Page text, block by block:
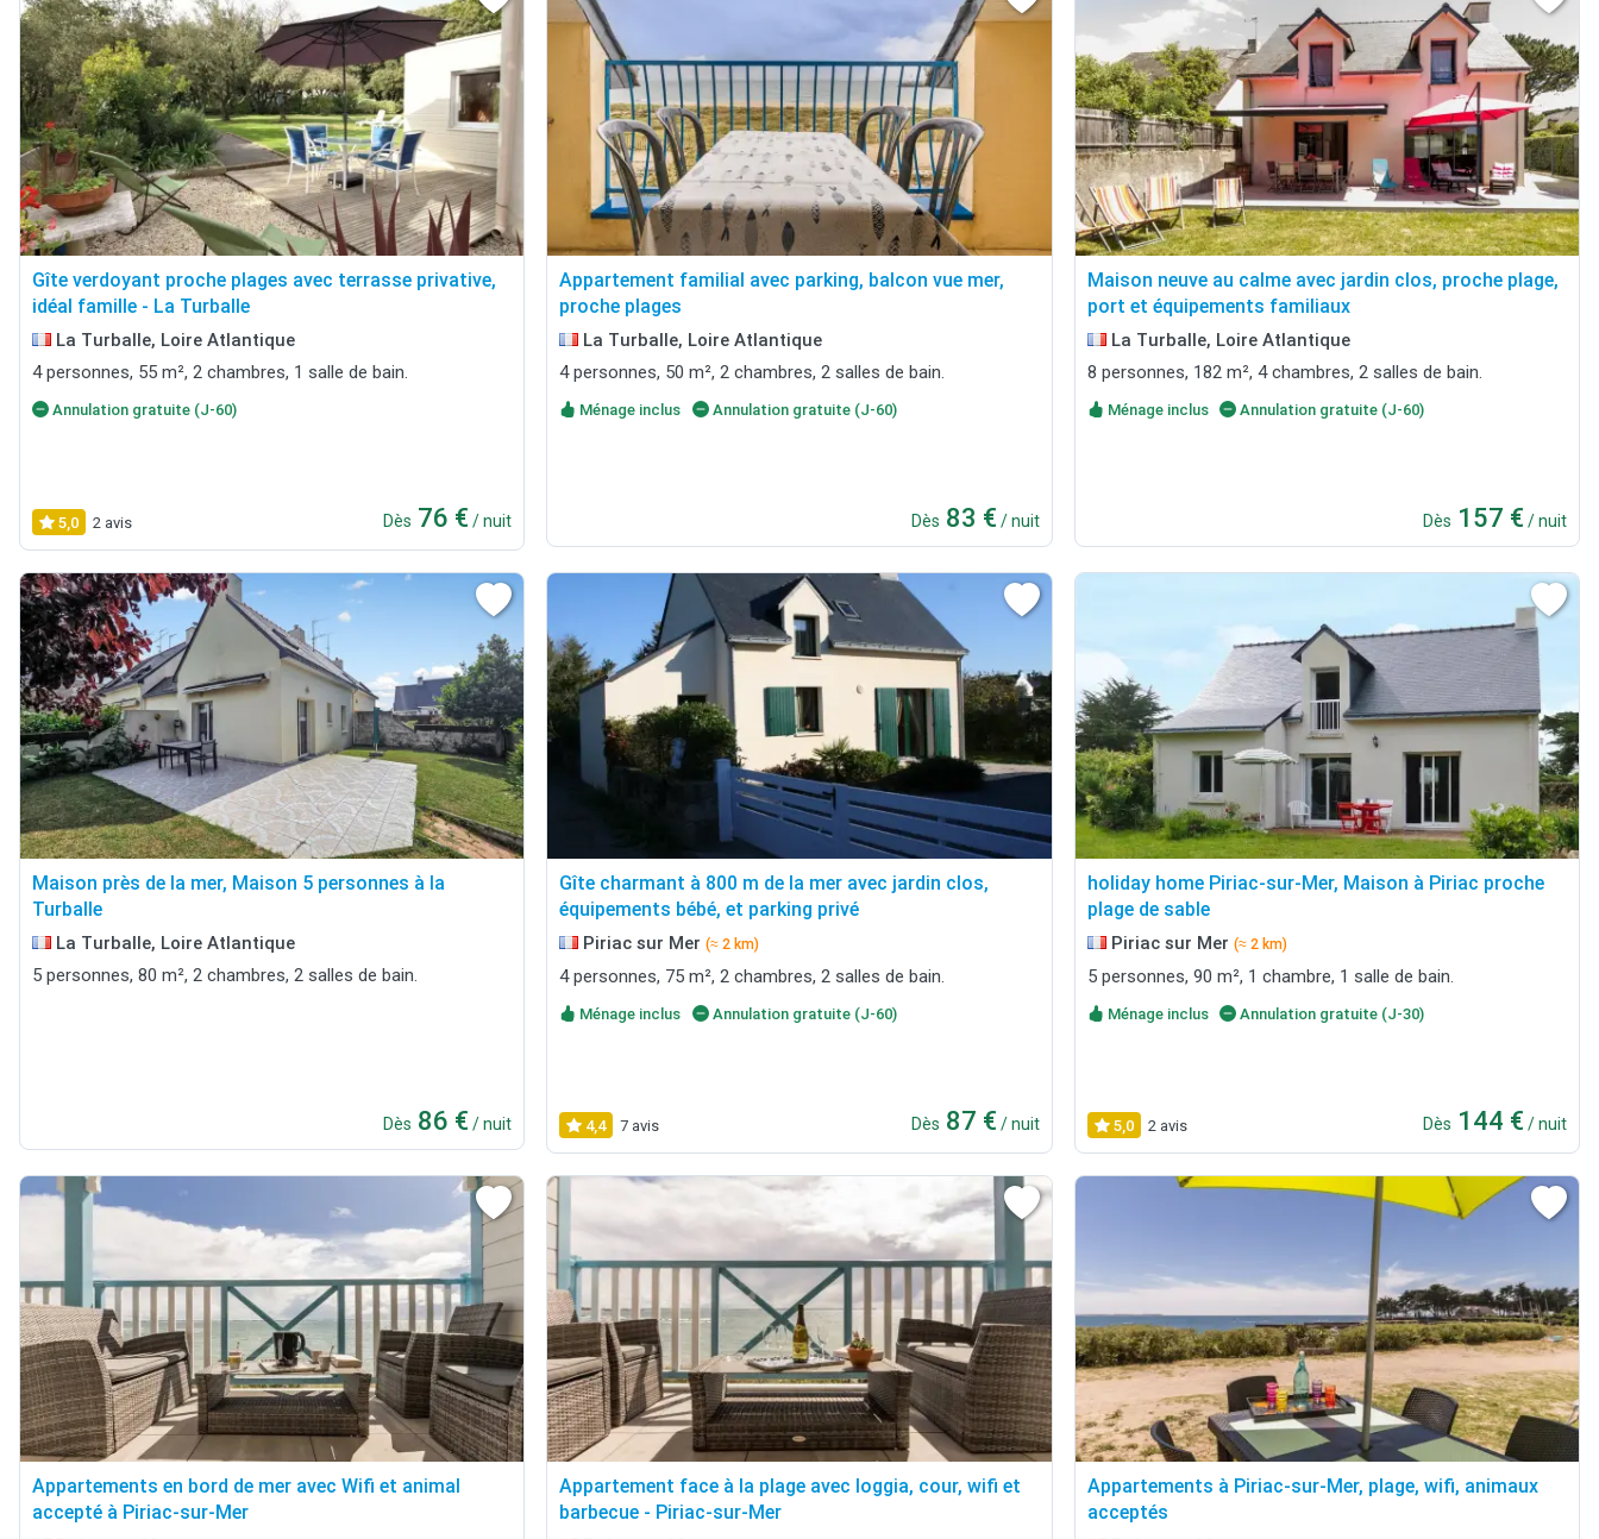
Gîte verdoyant proche plages avec terrasse privative,
idéal famille - La Turballe
La Turballe, Loire Atlantique
4 personnes, 55 m², 2 chambres, 1 salle de bain.
Annulation gratuite (J-60)
5,0 2 avis Dès 76 € / nuit
Appartement familial avec parking, balcon vue mer,
proche plages
La Turballe, Loire Atlantique
4 personnes, 50 m², 2 chambres, 2 salles de bain.
Ménage inclus Annulation gratuite (J-60)
Dès 83 € / nuit
Maison neuve au calme avec jardin clos, proche plage,
port et équipements familiaux
La Turballe, Loire Atlantique
8 personnes, 182 m², 4 chambres, 2 salles de bain.
Ménage inclus Annulation gratuite (J-60)
Dès 157 € / nuit
Maison près de la mer, Maison 5 personnes à la
Turballe
La Turballe, Loire Atlantique
5 personnes, 80 m², 2 chambres, 2 salles de bain.
Dès 86 € / nuit
Gîte charmant à 800 m de la mer avec jardin clos,
équipements bébé, et parking privé
Piriac sur Mer(≈ 2 km)
4 personnes, 75 m², 2 chambres, 2 salles de bain.
Ménage inclus Annulation gratuite (J-60)
4,4 7 avis Dès 87 € / nuit
holiday home Piriac-sur-Mer, Maison à Piriac proche
plage de sable
Piriac sur Mer (≈ 2 km)
5 personnes, 90 m², 1 chambre, 1 salle de bain.
Ménage inclus Annulation gratuite (J-30)
5,0 2 avis Dès 144 € / nuit
Appartements en bord de mer avec Wifi et animal
accepté à Piriac-sur-Mer
Appartement face à la plage avec loggia, cour, wifi et
barbecue - Piriac-sur-Mer
Appartements à Piriac-sur-Mer, plage, wifi, animaux
acceptés